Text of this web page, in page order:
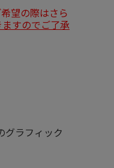
望の際はさら
すのでご了承
グラフィック